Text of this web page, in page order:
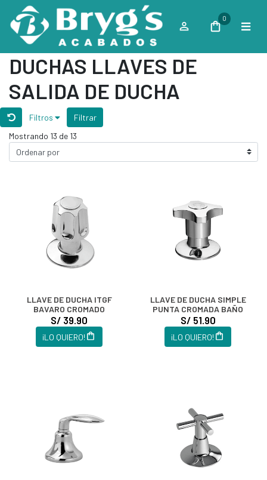
0
DUCHAS LLAVES DE
SALIDA DE DUCHA
Filtros
Filtrar
Mostrando 13 de 13
LLAVE DE DUCHA ITGF
BAVARO CROMADO
S/ 39.90
¡LO QUIERO!
LLAVE DE DUCHA SIMPLE
PUNTA CROMADA BAÑO
S/ 51.90
¡LO QUIERO!